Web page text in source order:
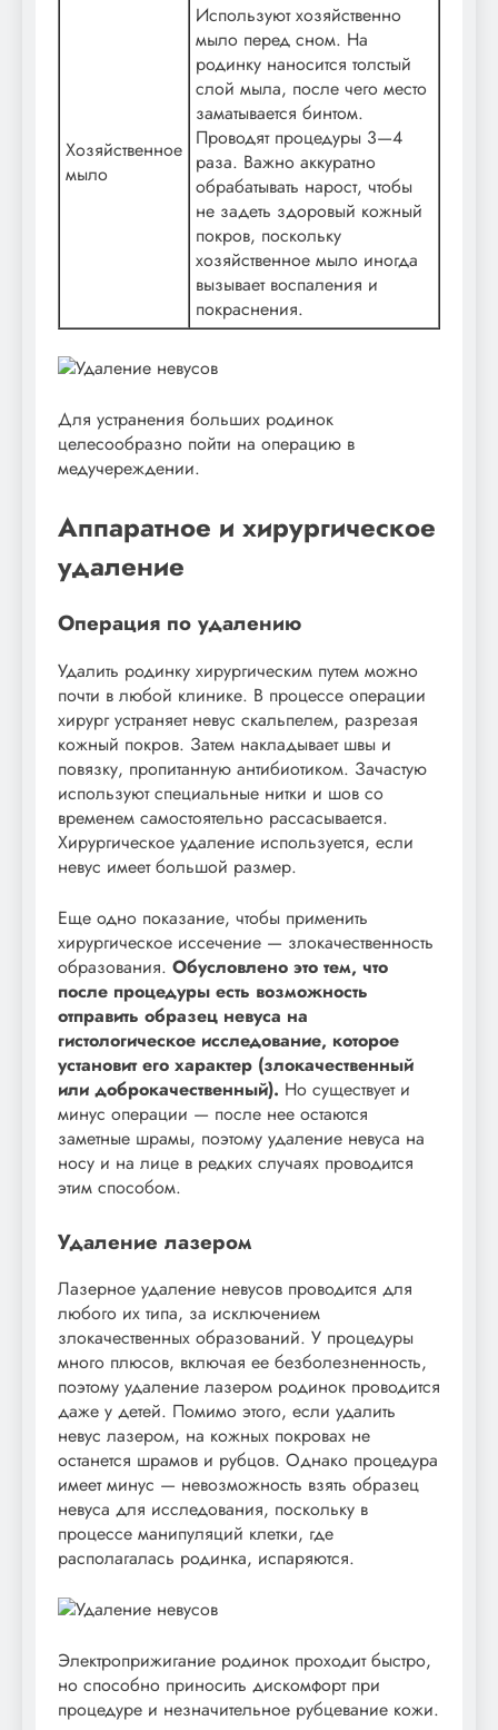
Хозяйственное
мыло
Используют хозяйственно
мыло перед сном. На
родинку наносится толстый
слой мыла, после чего место
заматывается бинтом.
Проводят процедуры 3—4
раза. Важно аккуратно
обрабатывать нарост, чтобы
не задеть здоровый кожный
покров, поскольку
хозяйственное мыло иногда
вызывает воспаления и
покраснения.
Для устранения больших родинок
целесообразно пойти на операцию в
медучереждении.
Аппаратное и хирургическое
удаление
Операция по удалению
Удалить родинку хирургическим путем можно
почти в любой клинике. В процессе операции
хирург устраняет невус скальпелем, разрезая
кожный покров. Затем накладывает швы и
повязку, пропитанную антибиотиком. Зачастую
используют специальные нитки и шов со
временем самостоятельно рассасывается.
Хирургическое удаление используется, если
невус имеет большой размер.
Еще одно показание, чтобы применить
хирургическое иссечение — злокачественность
образования. Обусловлено это тем, что
после процедуры есть возможность
отправить образец невуса на
гистологическое исследование, которое
установит его характер (злокачественный
или доброкачественный). Но существует и
минус операции — после нее остаются
заметные шрамы, поэтому удаление невуса на
носу и на лице в редких случаях проводится
этим способом.
Удаление лазером
Лазерное удаление невусов проводится для
любого их типа, за исключением
злокачественных образований. У процедуры
много плюсов, включая ее безболезненность,
поэтому удаление лазером родинок проводится
даже у детей. Помимо этого, если удалить
невус лазером, на кожных покровах не
останется шрамов и рубцов. Однако процедура
имеет минус — невозможность взять образец
невуса для исследования, поскольку в
процессе манипуляций клетки, где
располагалась родинка, испаряются.
Электроприжигание родинок проходит быстро,
но способно приносить дискомфорт при
процедуре и незначительное рубцевание кожи.